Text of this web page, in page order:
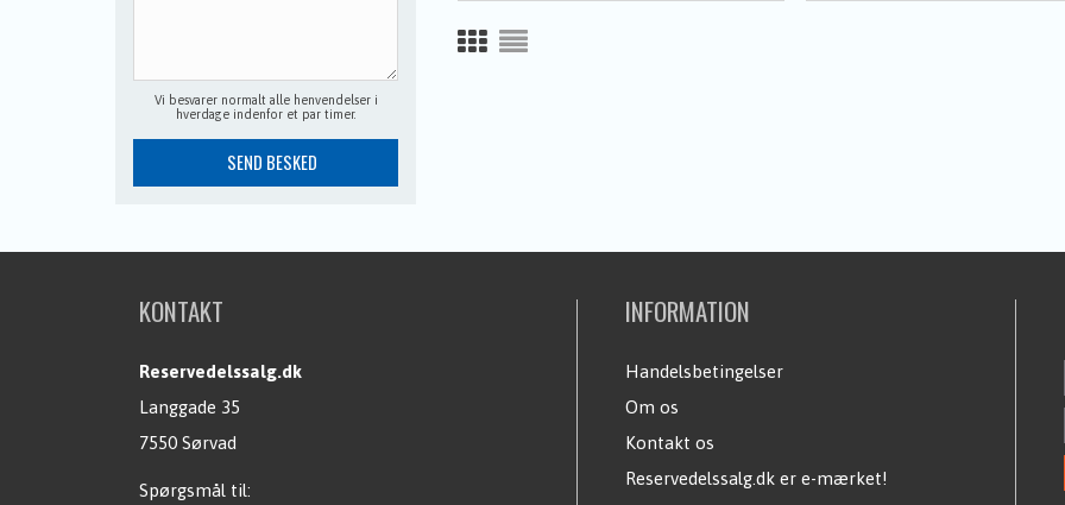
Vi besvarer normalt alle henvendelser i
hverdage indenfor et par timer.
KONTAKT
Reservedelssalg.dk
Langgade 35
7550 Sørvad
Spørgsmål til:
INFORMATION
Handelsbetingelser
Om os
Kontakt os
Reservedelssalg.dk er e-mærket!